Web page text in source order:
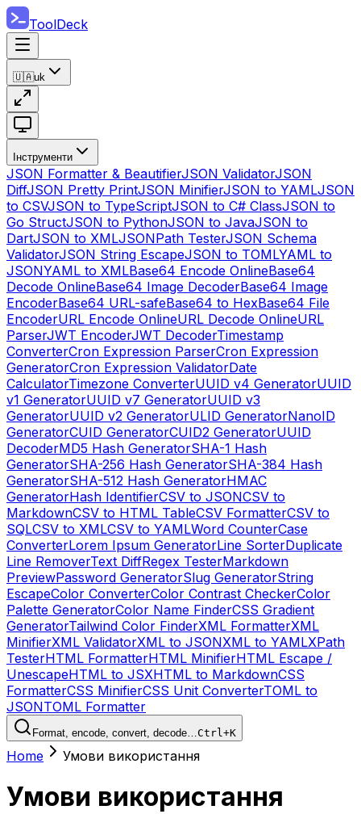
ToolDeck
🇺🇦uk
Інструменти
JSON Formatter & BeautifierJSON ValidatorJSON
DiffJSON Pretty PrintJSON MinifierJSON to YAMLJSON
to CSVJSON to TypeScriptJSON to C# ClassJSON to
Go StructJSON to PythonJSON to JavaJSON to
DartJSON to XMLJSONPath TesterJSON Schema
ValidatorJSON String EscapeJSON to TOMLYAML to
JSONYAML to XMLBase64 Encode OnlineBase64
Decode OnlineBase64 Image DecoderBase64 Image
EncoderBase64 URL-safeBase64 to HexBase64 File
EncoderURL Encode OnlineURL Decode OnlineURL
ParserJWT EncoderJWT DecoderTimestamp
ConverterCron Expression ParserCron Expression
GeneratorCron Expression ValidatorDate
CalculatorTimezone ConverterUUID v4 GeneratorUUID
v1 GeneratorUUID v7 GeneratorUUID v3
GeneratorUUID v2 GeneratorULID GeneratorNanoID
GeneratorCUID GeneratorCUID2 GeneratorUUID
DecoderMD5 Hash GeneratorSHA-1 Hash
GeneratorSHA-256 Hash GeneratorSHA-384 Hash
GeneratorSHA-512 Hash GeneratorHMAC
GeneratorHash IdentifierCSV to JSONCSV to
MarkdownCSV to HTML TableCSV FormatterCSV to
SQLCSV to XMLCSV to YAMLWord CounterCase
ConverterLorem Ipsum GeneratorLine SorterDuplicate
Line RemoverText DiffRegex TesterMarkdown
PreviewPassword GeneratorSlug GeneratorString
EscapeColor ConverterColor Contrast CheckerColor
Palette GeneratorColor Name FinderCSS Gradient
GeneratorTailwind Color FinderXML FormatterXML
MinifierXML ValidatorXML to JSONXML to YAMLXPath
TesterHTML FormatterHTML MinifierHTML Escape /
UnescapeHTML to JSXHTML to MarkdownCSS
FormatterCSS MinifierCSS Unit ConverterTOML to
JSONTOML Formatter
Format, encode, convert, decode…Ctrl+K
Home Умови використання
Умови використання